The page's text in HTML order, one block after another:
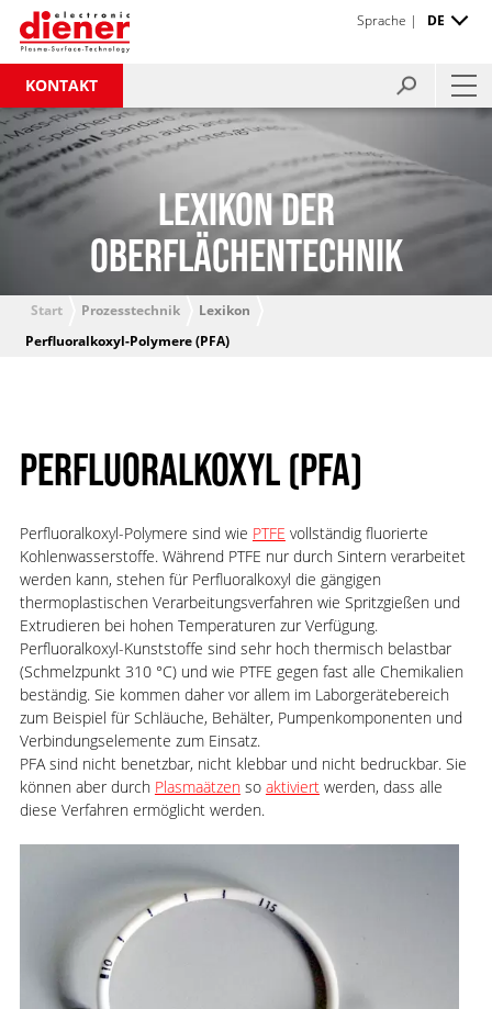
KONTAKT
Sprache | DE
LEXIKON DER
OBERFLÄCHENTECHNIK
Start Prozesstechnik
Lexikon
Perfluoralkoxyl-Polymere (PFA)
PERFLUORALKOXYL (PFA)
Perfluoralkoxyl-Polymere sind wie PTFE vollständig fluorierte
Kohlenwasserstoffe. Während PTFE nur durch Sintern verarbeitet
werden kann, stehen für Perfluoralkoxyl die gängigen
thermoplastischen Verarbeitungsverfahren wie Spritzgießen und
Extrudieren bei hohen Temperaturen zur Verfügung.
Perfluoralkoxyl-Kunststoffe sind sehr hoch thermisch belastbar
(Schmelzpunkt 310 °C) und wie PTFE gegen fast alle Chemikalien
beständig. Sie kommen daher vor allem im Laborgerätebereich
zum Beispiel für Schläuche, Behälter, Pumpenkomponenten und
Verbindungselemente zum Einsatz.
PFA sind nicht benetzbar, nicht klebbar und nicht bedruckbar. Sie
können aber durch Plasmaätzenso aktiviertwerden, dass alle
diese Verfahren ermöglicht werden.